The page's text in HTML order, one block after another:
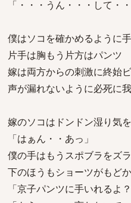
「・・・うん・・・して・
僕はソコを確かめるように
片手は胸もう片方はパンツ
嫁は両方からの刺激に終始
声が漏れないように必死に
嫁のソコはドンドン湿り気
「はぁん・・あっ」
僕の手はもうスポブラをズ
下のほうもショーツがもど
「京子パンツに手いれるよ？